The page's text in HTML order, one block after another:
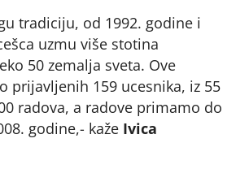
tradiciju, od 1992. godine i
uzmu više stotina
50 zemalja sveta. Ove
prijavljenih 159 ucesnika, iz 55
radova, a radove primamo do
godine,- kaže Ivica